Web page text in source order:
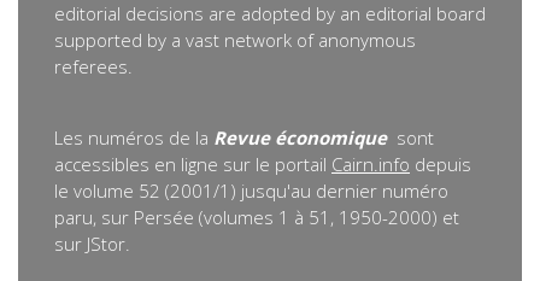
editorial decisions are adopted by an editorial board
supported by a vast network of anonymous
referees.
Les numéros de la Revue économique sont
accessibles en ligne sur le portail Cairn.info depuis
le volume 52 (2001/1) jusqu'au dernier numéro
paru, sur Persée (volumes 1 à 51, 1950-2000) et
sur JStor.